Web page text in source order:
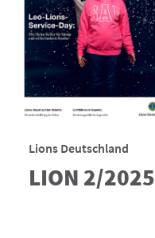
Lions Deutschland
LION 2/2025